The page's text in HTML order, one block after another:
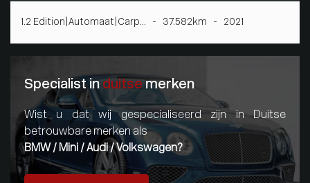
1.2 Edition|Automaat|Carp... - 37.582km - 2021
Specialist in duitsemerken
Wist u dat wij gespecialiseerd zijn in Duitse
betrouwbare merken als
BMW / Mini / Audi / Volkswagen?